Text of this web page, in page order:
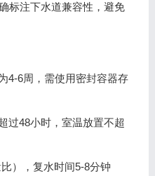
标注下水道兼容性，避免
4-6周，需使用密封容器存
过48小时，室温放置不超
），复水时间5-8分钟